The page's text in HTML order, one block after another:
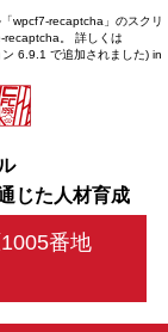
wpcf7-recaptcha」のスクリ
recaptcha。 詳しくは
6.9.1 で追加されました) in
じた人材育成
1005番地